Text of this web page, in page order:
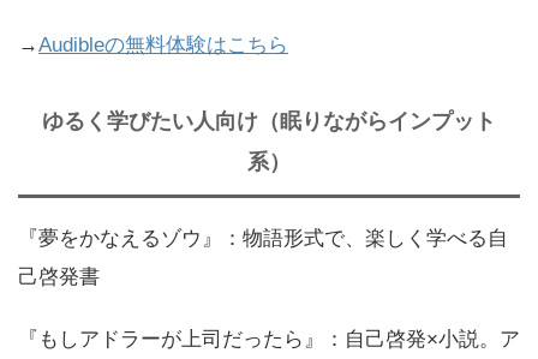
→Audibleの無料体験はこちら
ゆるく学びたい人向け（眠りながらインプット
系）
『夢をかなえるゾウ』：物語形式で、楽しく学べる自
己啓発書
『もしアドラーが上司だったら』：自己啓発×小説。ア